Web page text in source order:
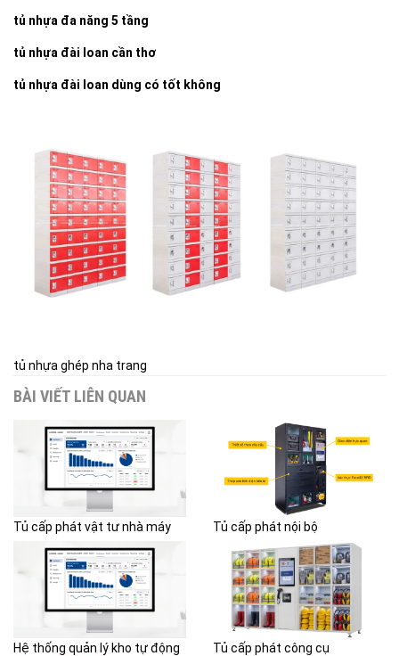
tủ nhựa đa năng 5 tầng
tủ nhựa đài loan cần thơ
tủ nhựa đài loan dùng có tốt không
tủ nhựa ghép nha trang
BÀI VIẾT LIÊN QUAN
Tủ cấp phát vật tư nhà máy Tủ cấp phát nội bộ
Hệ thống quản lý kho tự động Tủ cấp phát công cụ